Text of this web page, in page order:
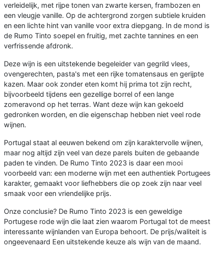
verleidelijk, met rijpe tonen van zwarte kersen, frambozen en
een vleugje vanille. Op de achtergrond zorgen subtiele kruiden
en een lichte hint van vanille voor extra diepgang. In de mond is
de Rumo Tinto soepel en fruitig, met zachte tannines en een
verfrissende afdronk.
Deze wijn is een uitstekende begeleider van gegrild vlees,
ovengerechten, pasta's met een rijke tomatensaus en gerijpte
kazen. Maar ook zonder eten komt hij prima tot zijn recht,
bijvoorbeeld tijdens een gezellige borrel of een lange
zomeravond op het terras. Want deze wijn kan gekoeld
gedronken worden, en die eigenschap hebben niet veel rode
wijnen.
Portugal staat al eeuwen bekend om zijn karaktervolle wijnen,
maar nog altijd zijn veel van deze parels buiten de gebaande
paden te vinden. De Rumo Tinto 2023 is daar een mooi
voorbeeld van: een moderne wijn met een authentiek Portugees
karakter, gemaakt voor liefhebbers die op zoek zijn naar veel
smaak voor een vriendelijke prijs.
Onze conclusie? De Rumo Tinto 2023 is een geweldige
Portugese rode wijn die laat zien waarom Portugal tot de meest
interessante wijnlanden van Europa behoort. De prijs/waliteit is
ongeevenaard Een uitstekende keuze als wijn van de maand.